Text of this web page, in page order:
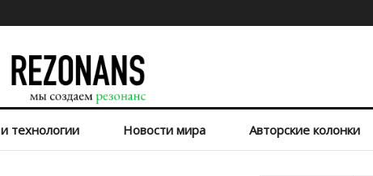
технологии Новости мира Авторские колонки